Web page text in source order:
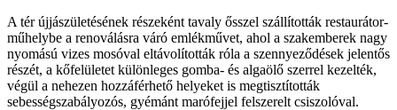
A tér újjászületésének részeként tavaly ősszel szállították restaurátor-
műhelybe a renoválásra váró emlékművet, ahol a szakemberek nagy
nyomású vizes mosóval eltávolították róla a szennyeződések jelentős
részét, a kőfelületet különleges gomba- és algaölő szerrel kezelték,
végül a nehezen hozzáférhető helyeket is megtisztították
sebességszabályozós, gyémánt marófejjel felszerelt csiszolóval.